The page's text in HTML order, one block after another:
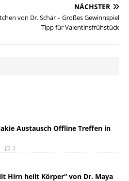
NÄCHSTER
von Dr. Schär – Großes Gewinnspiel
– Tipp für Valentinsfrühstück
Austausch Offline Treffen in
2
Hirn heilt Körper“ von Dr. Maya